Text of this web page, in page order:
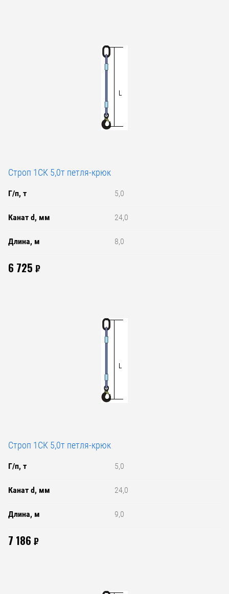
Строп 1СК 5,0т петля-крюк
Г/п, т 5,0
Канат d, мм 24,0
Длина, м 8,0
6 725 ₽
Строп 1СК 5,0т петля-крюк
Г/п, т 5,0
Канат d, мм 24,0
Длина, м 9,0
7 186 ₽